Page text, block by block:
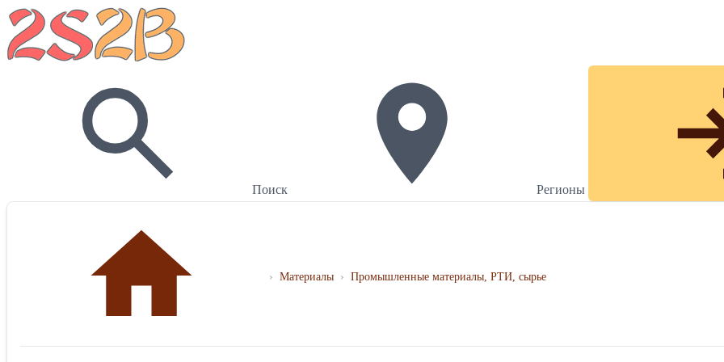
Поиск Регионы
› Материалы › Промышленные материалы, РТИ, сырье